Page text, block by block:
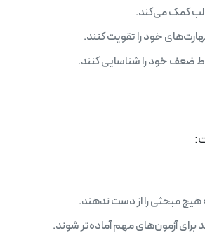
کمک می‌کند.
خود را تقویت کنند.
ضعف خود را شناسایی کنند.
مبحثی را از دست ندهند.
برای آزمون‌های مهم آماده‌تر شوند.